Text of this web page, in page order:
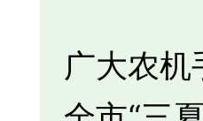
广大农机